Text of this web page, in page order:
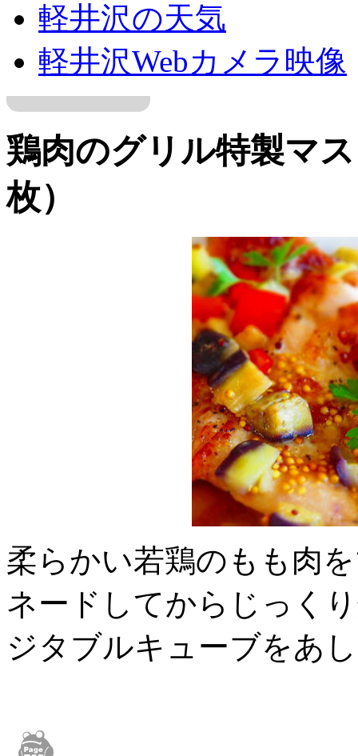
軽井沢の天気
軽井沢Webカメラ映像
鶏肉のグリル特製マ
枚）
柔らかい若鶏のもも肉
ネードしてからじっく
ジタブルキューブをあ